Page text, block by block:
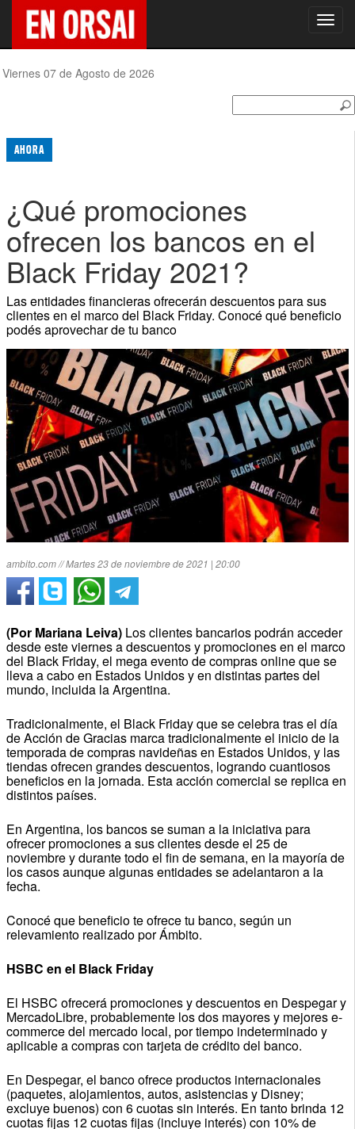
Viernes 07 de Agosto de 2026
AHORA
¿Qué promociones
ofrecen los bancos en el
Black Friday 2021?
Las entidades financieras ofrecerán descuentos para sus
clientes en el marco del Black Friday. Conocé qué beneficio
podés aprovechar de tu banco
ambito.com // Martes 23 de noviembre de 2021 | 20:00
(Por Mariana Leiva) Los clientes bancarios podrán acceder
desde este viernes a descuentos y promociones en el marco
del Black Friday, el mega evento de compras online que se
lleva a cabo en Estados Unidos y en distintas partes del
mundo, incluida la Argentina.
Tradicionalmente, el Black Friday que se celebra tras el día
de Acción de Gracias marca tradicionalmente el inicio de la
temporada de compras navideñas en Estados Unidos, y las
tiendas ofrecen grandes descuentos, logrando cuantiosos
beneficios en la jornada. Esta acción comercial se replica en
distintos países.
En Argentina, los bancos se suman a la iniciativa para
ofrecer promociones a sus clientes desde el 25 de
noviembre y durante todo el fin de semana, en la mayoría de
los casos aunque algunas entidades se adelantaron a la
fecha.
Conocé que beneficio te ofrece tu banco, según un
relevamiento realizado por Ámbito.
HSBC en el Black Friday
El HSBC ofrecerá promociones y descuentos en Despegar y
MercadoLibre, probablemente los dos mayores y mejores e-
commerce del mercado local, por tiempo indeterminado y
aplicable a compras con tarjeta de crédito del banco.
En Despegar, el banco ofrece productos internacionales
(paquetes, alojamientos, autos, asistencias y Disney;
excluye buenos) con 6 cuotas sin interés. En tanto brinda 12
cuotas fijas 12 cuotas fijas (incluye interés) con 10% de